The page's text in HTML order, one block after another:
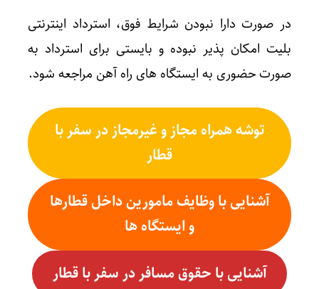
در صورت دارا نبودن شرایط فوق، استرداد اینترنتی
بلیت امکان پذیر نبوده و بایستی برای استرداد به
صورت حضوری به ایستگاه های راه آهن مراجعه شود.
توشه همراه مجاز و غیرمجاز در سفر با
قطار
آشنایی با وظایف مامورین داخل قطارها
و ایستگاه ها
آشنایی با حقوق مسافر در سفر با قطار